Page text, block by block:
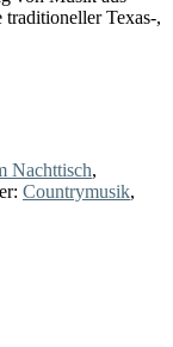
Texas-,
Nachttisch,
Countrymusik,